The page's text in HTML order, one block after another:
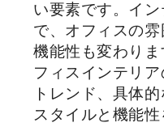
い要素です。イ
で、オフィスの
機能性も変わり
フィスインテリ
トレンド、具体
スタイルと機能